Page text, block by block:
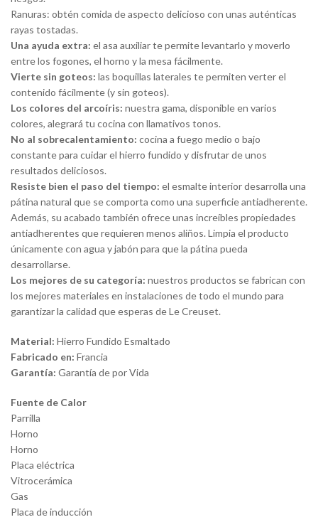
Ranuras: obtén comida de aspecto delicioso con unas auténticas
rayas tostadas.
Una ayuda extra: el asa auxiliar te permite levantarlo y moverlo
entre los fogones, el horno y la mesa fácilmente.
Vierte sin goteos: las boquillas laterales te permiten verter el
contenido fácilmente (y sin goteos).
Los colores del arcoíris: nuestra gama, disponible en varios
colores, alegrará tu cocina con llamativos tonos.
No al sobrecalentamiento: cocina a fuego medio o bajo
constante para cuidar el hierro fundido y disfrutar de unos
resultados deliciosos.
Resiste bien el paso del tiempo: el esmalte interior desarrolla una
pátina natural que se comporta como una superficie antiadherente.
Además, su acabado también ofrece unas increíbles propiedades
antiadherentes que requieren menos aliños. Limpia el producto
únicamente con agua y jabón para que la pátina pueda
desarrollarse.
Los mejores de su categoría: nuestros productos se fabrican con
los mejores materiales en instalaciones de todo el mundo para
garantizar la calidad que esperas de Le Creuset.
Material: Hierro Fundido Esmaltado
Fabricado en: Francia
Garantía: Garantía de por Vida
Fuente de Calor
Parrilla
Horno
Horno
Placa eléctrica
Vitrocerámica
Gas
Placa de inducción